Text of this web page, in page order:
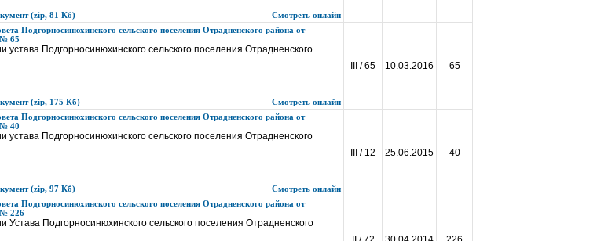
(zip, 81 Кб) Смотреть онлайн
Подгорносинюхинского сельского поселения Отрадненского района от
№ 65
устава Подгорносинюхинского сельского поселения Отрадненского
(zip, 175 Кб) Смотреть онлайн
III / 65 10.03.2016 65
Подгорносинюхинского сельского поселения Отрадненского района от
40
устава Подгорносинюхинского сельского поселения Отрадненского
(zip, 97 Кб) Смотреть онлайн
III / 12 25.06.2015 40
Подгорносинюхинского сельского поселения Отрадненского района от
№ 226
Устава Подгорносинюхинского сельского поселения Отрадненского